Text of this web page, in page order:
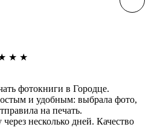
★ ★
фотокниги в Городце.
и удобным: выбрала фото,
на печать.
несколько дней. Качество